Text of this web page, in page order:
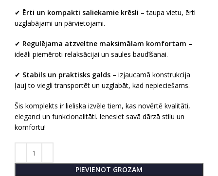
✔ Ērti un kompakti saliekamie krēsli – taupa vietu, ērti
uzglabājami un pārvietojami.
✔ Regulējama atzveltne maksimālam komfortam –
ideāli piemēroti relaksācijai un saules baudīšanai.
✔ Stabils un praktisks galds – izjaucamā konstrukcija
ļauj to viegli transportēt un uzglabāt, kad nepieciešams.
Šis komplekts ir lieliska izvēle tiem, kas novērtē kvalitāti,
eleganci un funkcionalitāti. Ienesiet savā dārzā stilu un
komfortu!
PIEVIENOT GROZAM